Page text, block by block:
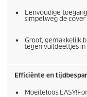
Eenvoudige
simpelweg de
Groot, gemakkelijk
tegen vuildeeltjes
Efficiënte en
Moeiteloos